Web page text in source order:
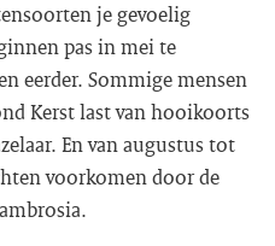
je gevoelig
pas in mei te
eerder. Sommige mensen
Kerst last van hooikoorts
En van augustus tot
voorkomen door de